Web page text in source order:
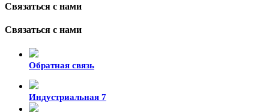
Связаться с нами
Связаться с нами
Обратная связь
Индустриальная 7